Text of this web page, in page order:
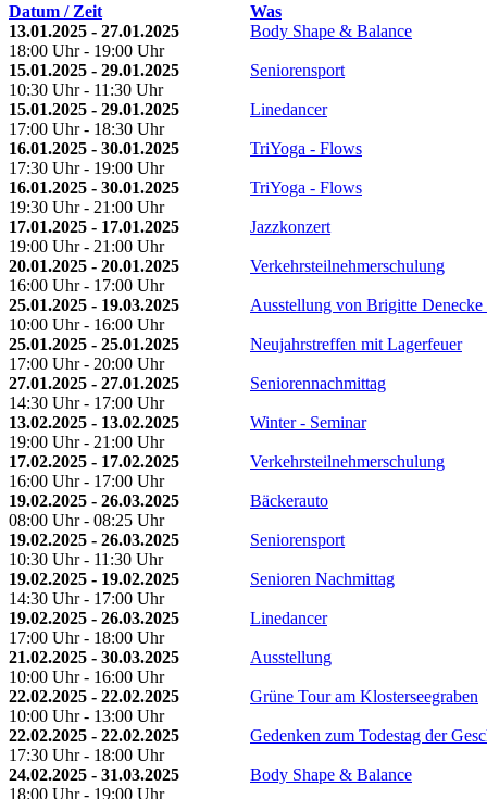
Datum / Zeit
Was
13.01.2025 - 27.01.2025
18:00 Uhr - 19:00 Uhr
Body Shape & Balance
15.01.2025 - 29.01.2025
10:30 Uhr - 11:30 Uhr
Seniorensport
15.01.2025 - 29.01.2025
17:00 Uhr - 18:30 Uhr
Linedancer
16.01.2025 - 30.01.2025
17:30 Uhr - 19:00 Uhr
TriYoga - Flows
16.01.2025 - 30.01.2025
19:30 Uhr - 21:00 Uhr
TriYoga - Flows
17.01.2025 - 17.01.2025
19:00 Uhr - 21:00 Uhr
Jazzkonzert
20.01.2025 - 20.01.2025
16:00 Uhr - 17:00 Uhr
Verkehrsteilnehmerschulung
25.01.2025 - 19.03.2025
10:00 Uhr - 16:00 Uhr
Ausstellung von Brigitte
25.01.2025 - 25.01.2025
17:00 Uhr - 20:00 Uhr
Neujahrstreffen mit Lagerfeuer
27.01.2025 - 27.01.2025
14:30 Uhr - 17:00 Uhr
Seniorennachmittag
13.02.2025 - 13.02.2025
19:00 Uhr - 21:00 Uhr
Winter - Seminar
17.02.2025 - 17.02.2025
16:00 Uhr - 17:00 Uhr
Verkehrsteilnehmerschulung
19.02.2025 - 26.03.2025
08:00 Uhr - 08:25 Uhr
Bäckerauto
19.02.2025 - 26.03.2025
10:30 Uhr - 11:30 Uhr
Seniorensport
19.02.2025 - 19.02.2025
14:30 Uhr - 17:00 Uhr
Senioren Nachmittag
19.02.2025 - 26.03.2025
17:00 Uhr - 18:00 Uhr
Linedancer
21.02.2025 - 30.03.2025
10:00 Uhr - 16:00 Uhr
Ausstellung
22.02.2025 - 22.02.2025
10:00 Uhr - 13:00 Uhr
Grüne Tour am Klosterseegraben
22.02.2025 - 22.02.2025
17:30 Uhr - 18:00 Uhr
Gedenken zum Todestag der
24.02.2025 - 31.03.2025
18:00 Uhr - 19:00 Uhr
Body Shape & Balance